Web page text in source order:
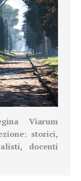
Viarum
storici,
docenti